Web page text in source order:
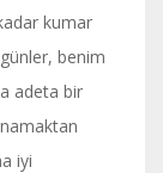
kumar
benim
adeta bir
iyi